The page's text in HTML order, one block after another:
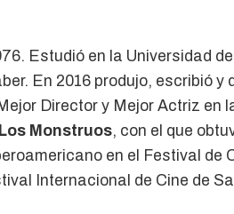
Estudió en la Universidad
En 2016 produjo, escribió y
Director y Mejor Actriz
Monstruos, con el que
en el Festival
Internacional de Cine de